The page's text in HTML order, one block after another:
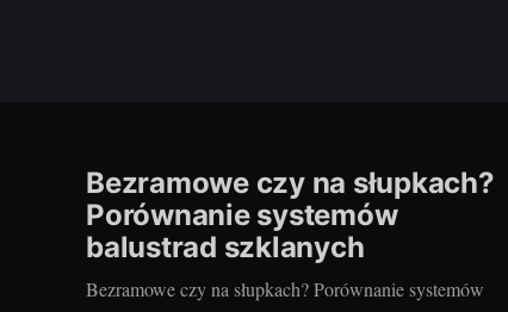
Bezramowe czy na słupkach?
Porównanie systemów
balustrad szklanych
Bezramowe czy na słupkach? Porównanie systemów